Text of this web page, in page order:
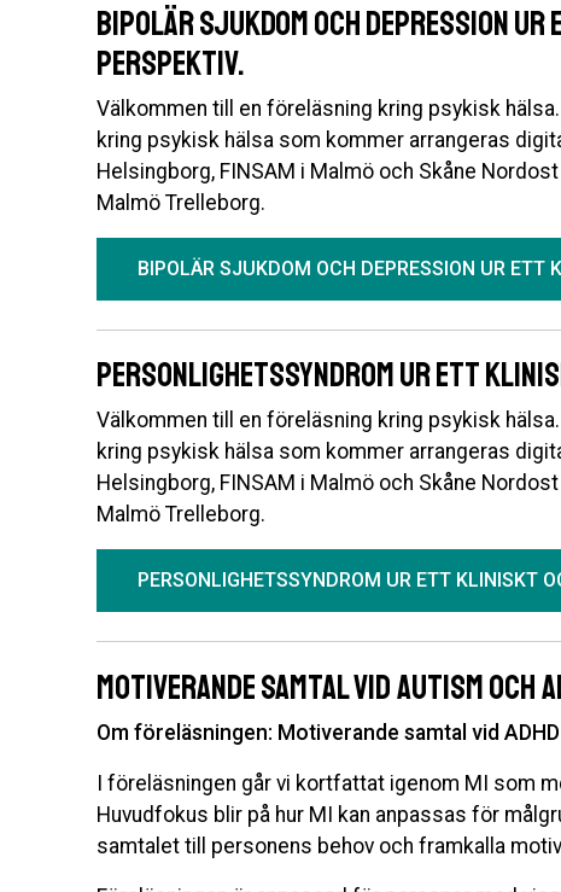
Bipolär sjukdom och depression
perspektiv.
Välkommen till en föreläsning kring psykisk
kring psykisk hälsa som kommer arrangeras
Helsingborg, FINSAM i Malmö och Skåne
Malmö Trelleborg.
BIPOLÄR SJUKDOM OCH DEPRESSION UR ETT
Personlighetssyndrom ur ett
Välkommen till en föreläsning kring psykisk
kring psykisk hälsa som kommer arrangeras
Helsingborg, FINSAM i Malmö och Skåne
Malmö Trelleborg.
PERSONLIGHETSSYNDROM UR ETT KLINISKT
Motiverande samtal vid autism och
Om föreläsningen: Motiverande samtal vid
I föreläsningen går vi kortfattat igenom MI som
Huvudfokus blir på hur MI kan anpassas för
samtalet till personens behov och framkalla